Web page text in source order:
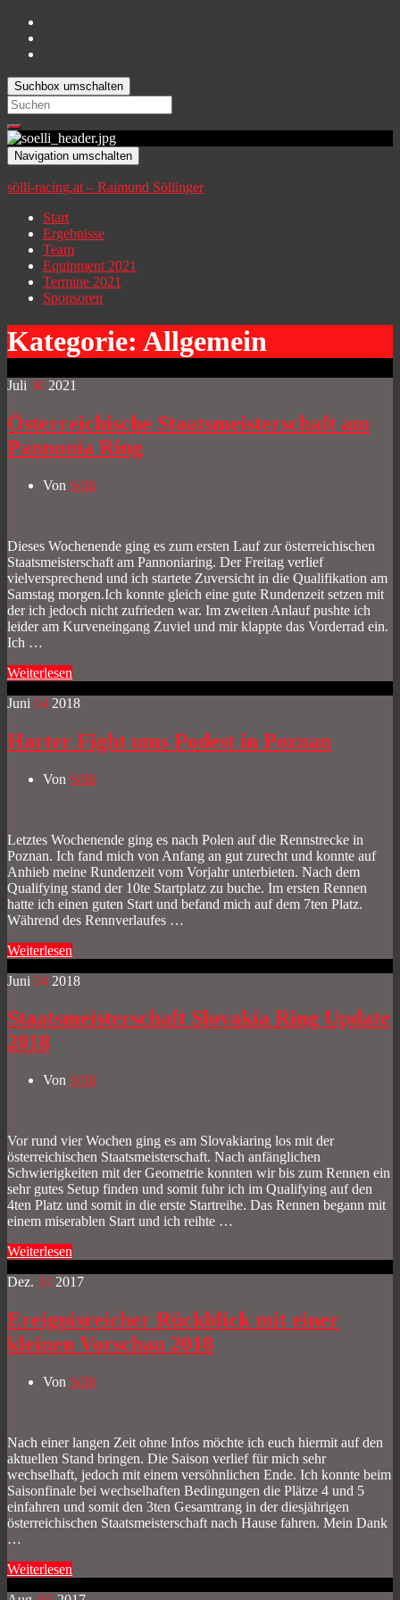
Suchbox umschalten
Search
for:
Navigation umschalten
sölli-racing.at – Raimund Söllinger
Start
Ergebnisse
Team
Equipment 2021
Termine 2021
Sponsoren
Kategorie: Allgemein
Juli 30 2021
Österreichische Staatsmeisterschaft am
Pannonia Ring
Von Sölli
Dieses Wochenende ging es zum ersten Lauf zur österreichischen
Staatsmeisterschaft am Pannoniaring. Der Freitag verlief
vielversprechend und ich startete Zuversicht in die Qualifikation am
Samstag morgen.Ich konnte gleich eine gute Rundenzeit setzen mit
der ich jedoch nicht zufrieden war. Im zweiten Anlauf pushte ich
leider am Kurveneingang Zuviel und mir klappte das Vorderrad ein.
Ich …
Weiterlesen
Juni 04 2018
Harter Fight ums Podest in Poznan
Von Sölli
Letztes Wochenende ging es nach Polen auf die Rennstrecke in
Poznan. Ich fand mich von Anfang an gut zurecht und konnte auf
Anhieb meine Rundenzeit vom Vorjahr unterbieten. Nach dem
Qualifying stand der 10te Startplatz zu buche. Im ersten Rennen
hatte ich einen guten Start und befand mich auf dem 7ten Platz.
Während des Rennverlaufes …
Weiterlesen
Juni 04 2018
Staatsmeisterschaft Slovakia Ring Update
2018
Von Sölli
Vor rund vier Wochen ging es am Slovakiaring los mit der
österreichischen Staatsmeisterschaft. Nach anfänglichen
Schwierigkeiten mit der Geometrie konnten wir bis zum Rennen ein
sehr gutes Setup finden und somit fuhr ich im Qualifying auf den
4ten Platz und somit in die erste Startreihe. Das Rennen begann mit
einem miserablen Start und ich reihte …
Weiterlesen
Dez. 24 2017
Ereignisreicher Rückblick mit einer
kleinen Vorschau 2018
Von Sölli
Nach einer langen Zeit ohne Infos möchte ich euch hiermit auf den
aktuellen Stand bringen. Die Saison verlief für mich sehr
wechselhaft, jedoch mit einem versöhnlichen Ende. Ich konnte beim
Saisonfinale bei wechselhaften Bedingungen die Plätze 4 und 5
einfahren und somit den 3ten Gesamtrang in der diesjährigen
österreichischen Staatsmeisterschaft nach Hause fahren. Mein Dank
…
Weiterlesen